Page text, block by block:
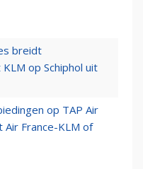
breidt
op Schiphol uit
op TAP Air
France-KLM of